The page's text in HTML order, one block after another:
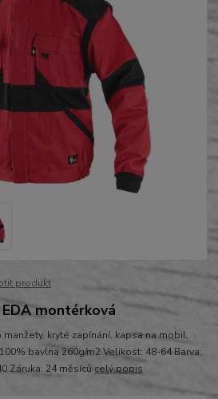
produkt
montérková
kryté zapínání, kapsa na mobil,
bavlna 260g/m2 Velikost: 48-64 Barva:
Záruka: 24 měsíců celý popis